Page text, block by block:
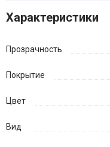
Характеристики
Прозрачность
Покрытие
Цвет
Вид